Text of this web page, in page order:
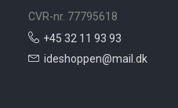
CVR-nr. 77795618
+45 32 11 93 93
ideshoppen@mail.dk